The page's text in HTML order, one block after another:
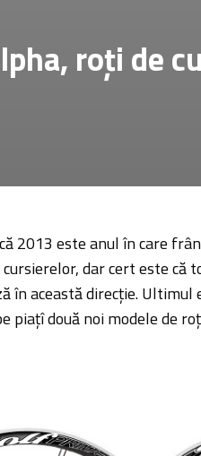
roți de
2013 este anul în care
dar cert este că
în această direcție. Ultimul
piațî două noi modele de